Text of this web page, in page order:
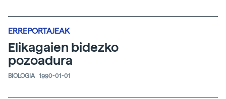
ERREPORTAJEAK
Elikagaien bidezko
pozoadura
BIOLOGIA 1990-01-01